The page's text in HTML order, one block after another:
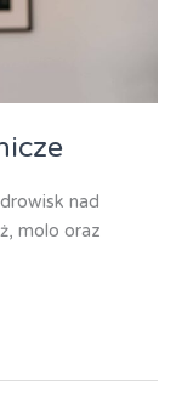
nad
molo oraz